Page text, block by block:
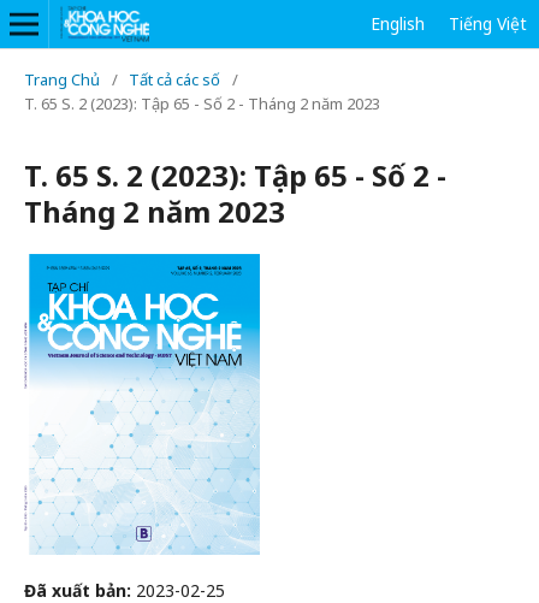
Tiếng Việt
English
Trang Chủ / Tất cả các số /
T. 65 S. 2 (2023): Tập 65 - Số 2 - Tháng 2 năm 2023
T. 65 S. 2 (2023): Tập 65 - Số 2 -
Tháng 2 năm 2023
Đã xuất bản: 2023-02-25